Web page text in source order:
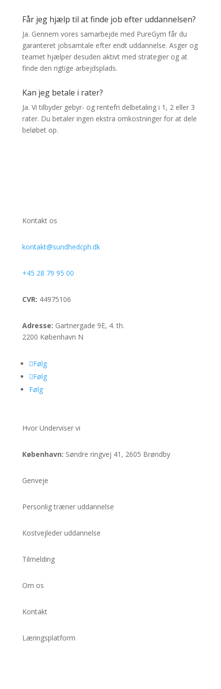
Får jeg hjælp til at finde job efter uddannelsen?
Ja. Gennem vores samarbejde med PureGym får du
garanteret jobsamtale efter endt uddannelse. Asger og
teamet hjælper desuden aktivt med strategier og at
finde den rigtige arbejdsplads.
Kan jeg betale i rater?
Ja. Vi tilbyder gebyr- og rentefri delbetaling i 1, 2 eller 3
rater. Du betaler ingen ekstra omkostninger for at dele
beløbet op.
Kontakt os
kontakt@sundhedcph.dk
+45 28 79 95 00
CVR: 44975106
Adresse: Gartnergade 9E, 4. th.
2200 København N
Følg
Følg
Følg
Hvor Underviser vi
København: Søndre ringvej 41, 2605 Brøndby
Genveje
Personlig træner uddannelse
Kostvejleder uddannelse
Tilmelding
Om os
Kontakt
Læringsplatform